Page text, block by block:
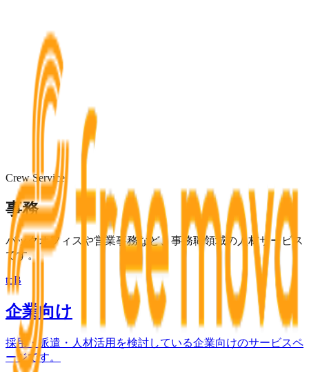
＼ご相談は完全無料／
無料相談
申し込む
Crew Service
事務
バックオフィスや営業事務など、事務職領域の人材サービス
です。
toB
企業向け
採用・派遣・人材活用を検討している企業向けのサービスペ
ージです。